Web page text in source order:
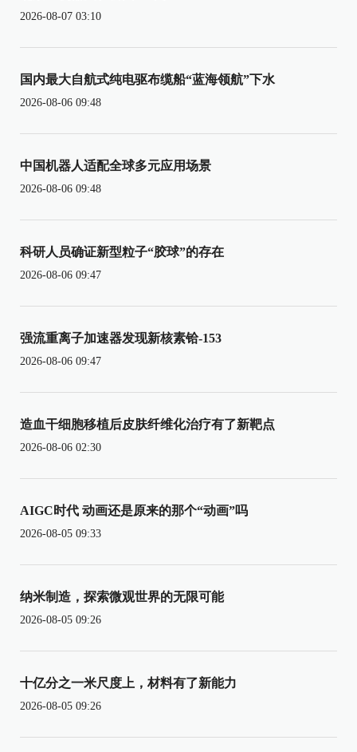
2026-08-07 03:10
国内最大自航式纯电驱布缆船“蓝海领航”下水
2026-08-06 09:48
中国机器人适配全球多元应用场景
2026-08-06 09:48
科研人员确证新型粒子“胶球”的存在
2026-08-06 09:47
强流重离子加速器发现新核素铪-153
2026-08-06 09:47
造血干细胞移植后皮肤纤维化治疗有了新靶点
2026-08-06 02:30
AIGC时代 动画还是原来的那个“动画”吗
2026-08-05 09:33
纳米制造，探索微观世界的无限可能
2026-08-05 09:26
十亿分之一米尺度上，材料有了新能力
2026-08-05 09:26